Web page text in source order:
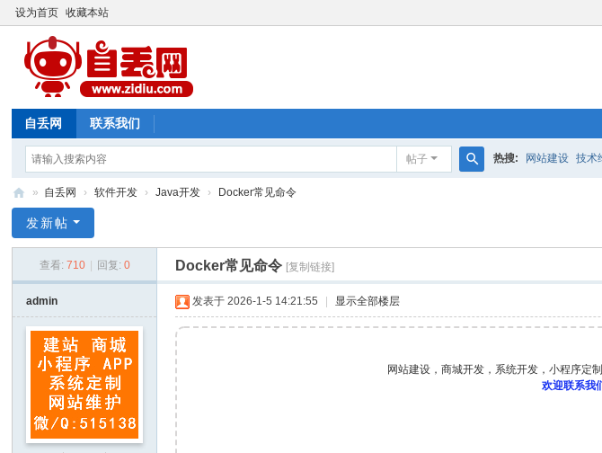
设为首页 收藏本站
自丢网 联系我们
帖子 热搜: 网站建设 技术
丢
» 自丢网 › 软件开发 › Java开发 › Docker常见命令
发新帖
查看: 710 回复: 0 Docker常见命令 [复制链接]
admin 发表于 2026-1-5 14:21:55 显示全部楼层
网站建设，商城开发，系统开发，小程序定
欢迎联系我